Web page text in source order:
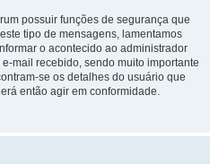
possuir funções de segurança que
tipo de mensagens, lamentamos
o acontecido ao administrador
mail recebido, sendo muito importante
se os detalhes do usuário que
então agir em conformidade.